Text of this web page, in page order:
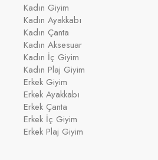
Kadın Giyim
Kadın Ayakkabı
Kadın Çanta
Kadın Aksesuar
Kadın İç Giyim
Kadın Plaj Giyim
Erkek Giyim
Erkek Ayakkabı
Erkek Çanta
Erkek İç Giyim
Erkek Plaj Giyim